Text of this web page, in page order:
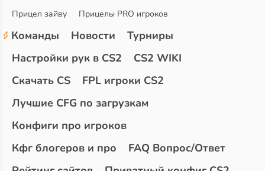
Прицел зайву
Прицелы PRO игроков
Команды Новости
Турниры
Настройки рук в CS2
CS2 WIKI
Скачать CS
FPL игроки CS2
Лучшие CFG по загрузкам
Конфиги про игроков
Кфг блогеров и про
FAQ Вопрос/Ответ